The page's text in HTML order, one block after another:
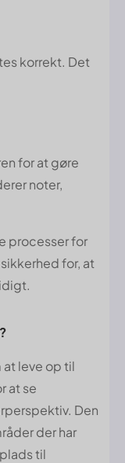
korrekt. Det
for at gøre
noter,
processer for
for, at
at leve op til
at se
Den
der har
til